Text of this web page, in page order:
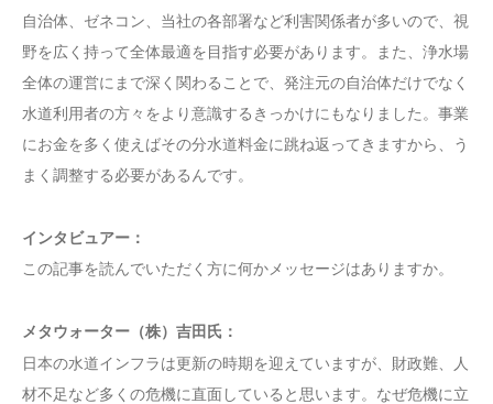
自治体、ゼネコン、当社の各部署など利害関係者が多いので、視
野を広く持って全体最適を目指す必要があります。また、浄水場
全体の運営にまで深く関わることで、発注元の自治体だけでなく
水道利用者の方々をより意識するきっかけにもなりました。事業
にお金を多く使えばその分水道料金に跳ね返ってきますから、う
まく調整する必要があるんです。
インタビュアー：
この記事を読んでいただく方に何かメッセージはありますか。
メタウォーター（株）吉田氏：
日本の水道インフラは更新の時期を迎えていますが、財政難、人
材不足など多くの危機に直面していると思います。なぜ危機に立